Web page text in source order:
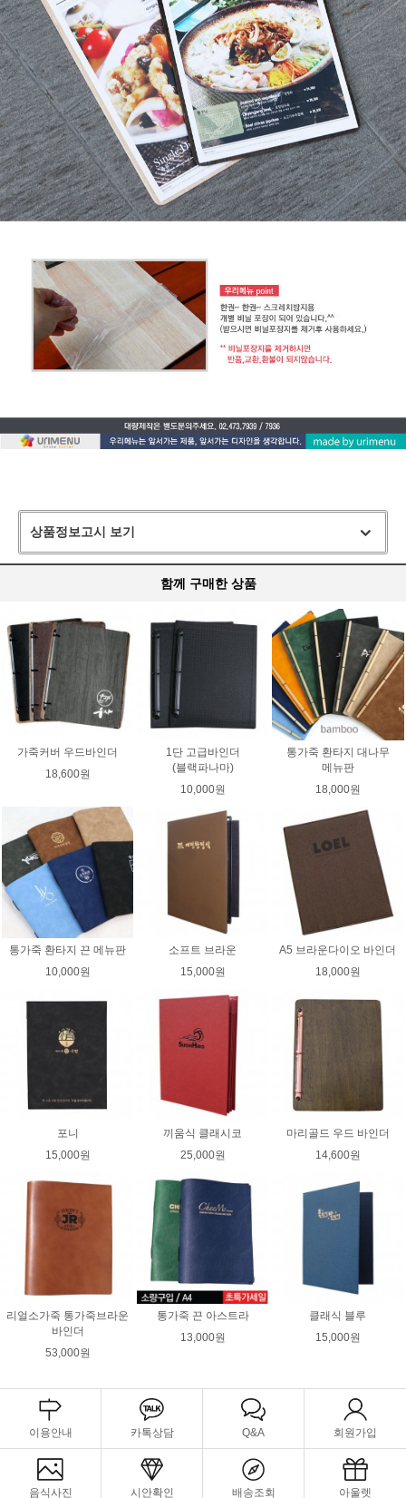
상품정보고시 보기
함께 구매한 상품
가죽커버 우드바인더
18,600원
1단 고급바인더
(블랙파나마)
10,000원
통가죽 환타지 대나무
메뉴판
18,000원
통가죽 환타지 끈 메뉴판
10,000원
소프트 브라운
15,000원
A5 브라운다이오 바인더
18,000원
포니
15,000원
끼움식 클래시코
25,000원
마리골드 우드 바인더
14,600원
리얼소가죽 통가죽브라운
바인더
53,000원
통가죽 끈 아스트라
13,000원
클래식 블루
15,000원
이용안내 카톡상담 Q&A 회원가입
음식사진 시안확인 배송조회 아울렛